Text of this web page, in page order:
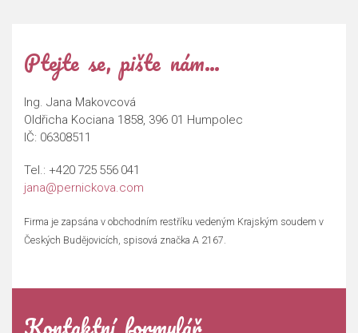
Ptejte se, pište nám…
Ing. Jana Makovcová
Oldřicha Kociana 1858, 396 01 Humpolec
IČ: 06308511
Tel.: +420 725 556 041
jana@pernickova.com
Firma je zapsána v obchodním restříku vedeným Krajským soudem v
Českých Budějovicích, spisová značka A 2167.